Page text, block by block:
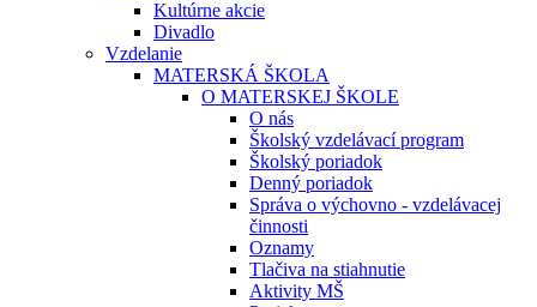
Kultúrne akcie
Divadlo
Vzdelanie
MATERSKÁ ŠKOLA
O MATERSKEJ ŠKOLE
O nás
Školský vzdelávací program
Školský poriadok
Denný poriadok
Správa o výchovno - vzdelávacej
činnosti
Oznamy
Tlačiva na stiahnutie
Aktivity MŠ